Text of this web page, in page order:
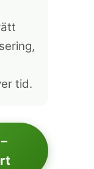
tid.